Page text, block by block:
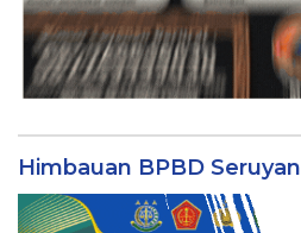
Himbauan BPBD Seruyan